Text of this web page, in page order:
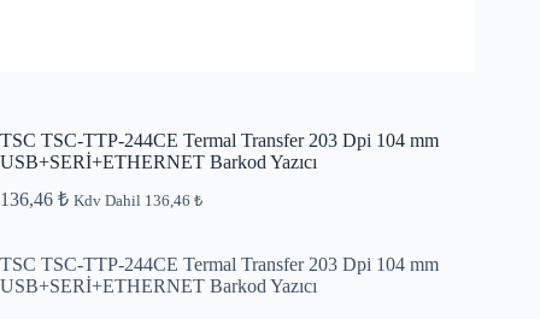
TSC TSC-TTP-244CE Termal Transfer 203 Dpi 104 mm
USB+SERİ+ETHERNET Barkod Yazıcı
136,46 ₺ Kdv Dahil 136,46 ₺
TSC TSC-TTP-244CE Termal Transfer 203 Dpi 104 mm
USB+SERİ+ETHERNET Barkod Yazıcı